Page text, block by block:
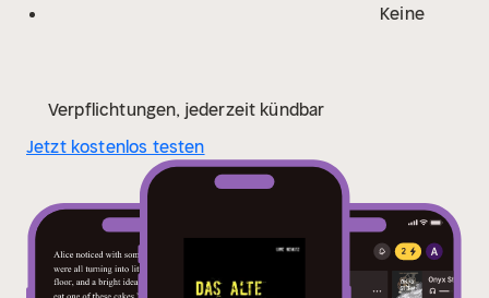
Keine
Verpflichtungen, jederzeit kündbar
Jetzt kostenlos testen